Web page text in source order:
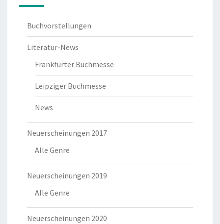
Buchvorstellungen
Literatur-News
Frankfurter Buchmesse
Leipziger Buchmesse
News
Neuerscheinungen 2017
Alle Genre
Neuerscheinungen 2019
Alle Genre
Neuerscheinungen 2020